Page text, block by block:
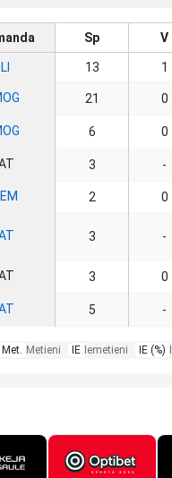
Sp V
13 1
21 0
6 0
3 -
2 0
3 -
3 0
5 -
Met. Metieni IE Iemetieni IE (%)